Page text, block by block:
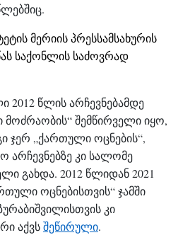
მერიის პრესსამსახურის
საქონლის საძოვრად
წლის არჩევნებამდე
შემწირველი იყო,
ჯერ „ქართული ოცნების“,
არჩევნებზე კი სალომე
გახდა. 2012 წლიდან 2021
ოცნებისთვის“ ჯამში
კი
აქვსშეწირული.